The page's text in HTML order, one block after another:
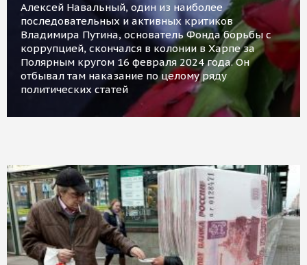
Алексей Навальный, один из наиболее
последовательных и активных критиков
Владимира Путина, основатель Фонда борьбы с
коррупцией, скончался в колонии в Харпе за
Полярным кругом 16 февраля 2024 года. Он
отбывал там наказание по целому ряду
политических статей